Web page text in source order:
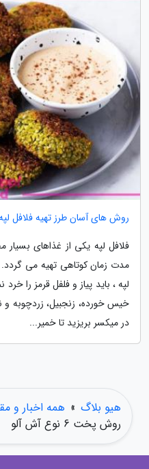
روش های آسان طرز تهیه فلافل
فلافل لپه یکی از غذاهای
مدت زمان کوتاهی تهیه می
لپه ، باید پیاز و فلفل قرمز را
خیس خورده، زنجبیل، زردچوبه
در میکسر بریزید تا خمیر...
هیو بلاگ » همه اخبار و
روش پخت 6 نوع آش آلو